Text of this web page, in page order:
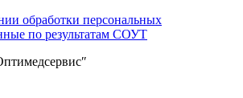
обработки персональных
по результатам СОУТ